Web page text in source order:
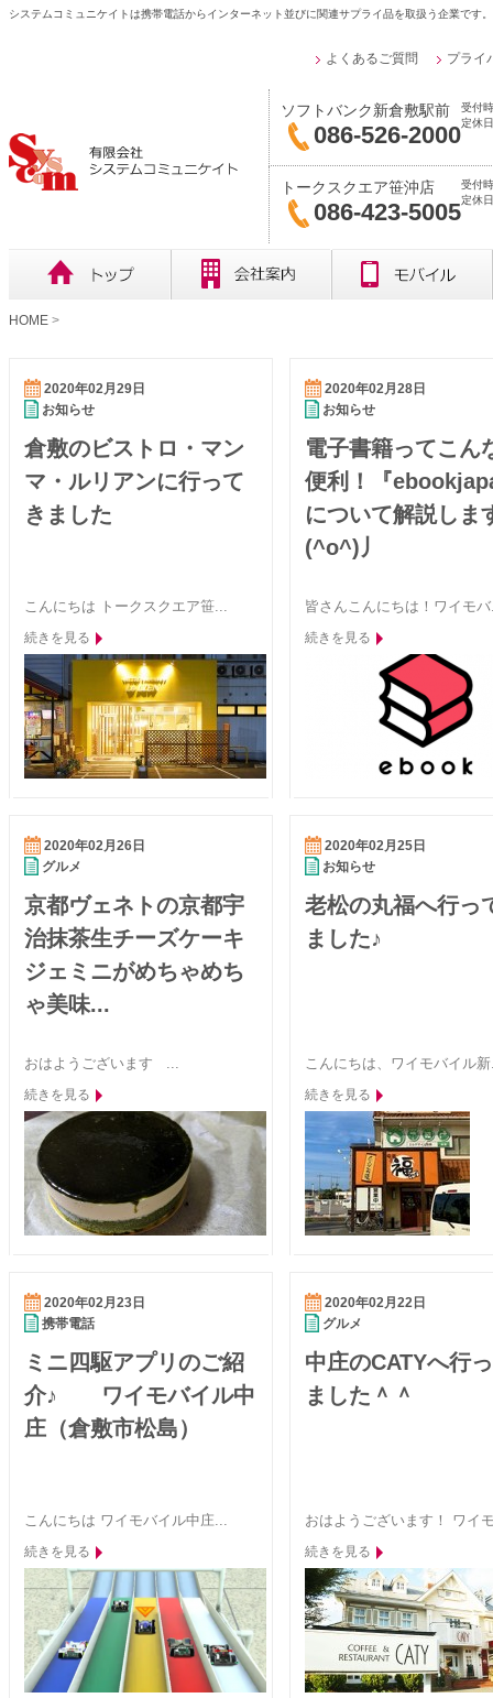
システムコミュニケイトは携帯電話からインターネット並びに関連サプライ品を取扱う企業で
よくあるご質問 プライ
ソフトバンク新倉敷駅前
086-526-2000
受付
定休
トークスクエア笹沖店
086-423-5005
受付
定休
HOME >
2020年02月29日
お知らせ
倉敷のビストロ・マン
マ・ルリアンに行って
きました
こんにちは トークスクエア笹...
続きを見る
2020年02月28日
お知らせ
電子書籍ってこん
便利！『
について解説しま
(^o^)丿
皆さんこんにちは！ワイモ
続きを見る
2020年02月26日
グルメ
京都ヴェネトの京都宇
治抹茶生チーズケーキ
ジェミニがめちゃめち
ゃ美味...
おはようございます ...
続きを見る
2020年02月25日
お知らせ
老松の丸福へ行っ
ました♪
こんにちは、ワイモバイル
続きを見る
2020年02月23日
携帯電話
ミニ四駆アプリのご紹
介♪ ワイモバイル中
庄（倉敷市松島）
こんにちは ワイモバイル中庄...
続きを見る
2020年02月22日
グルメ
中庄のCATYへ行
ました＾＾
おはようございます！ ワイ
続きを見る